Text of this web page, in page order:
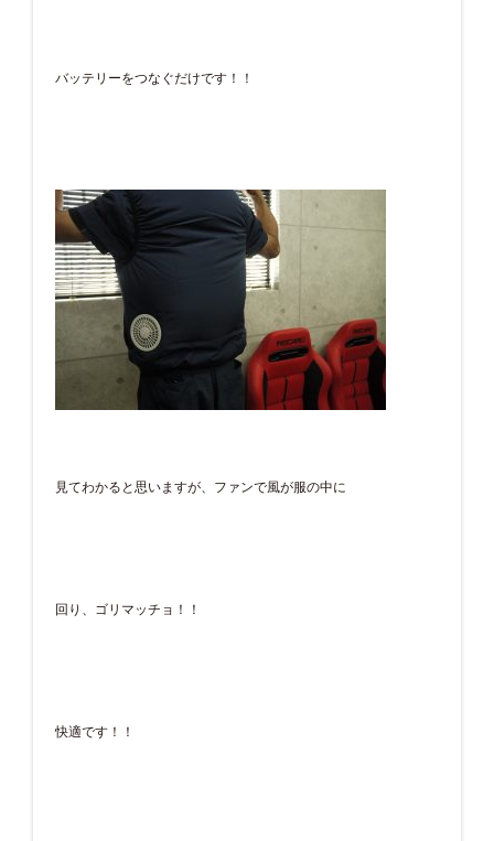
バッテリーをつなぐだけです！！
見てわかると思いますが、ファンで風が服の中に
回り、ゴリマッチョ！！
快適です！！